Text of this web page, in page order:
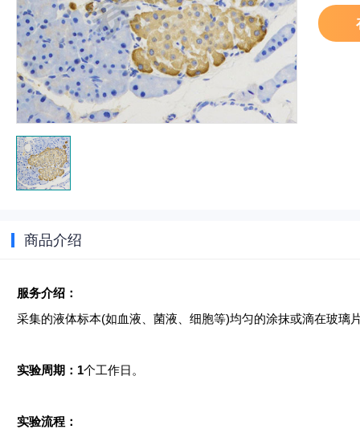
商品介绍
服务介绍：
采集的液体标本(如血液、菌液、细胞等)均匀的涂抹或滴在玻璃
实验周期： 1个工作日 。
实验流程：